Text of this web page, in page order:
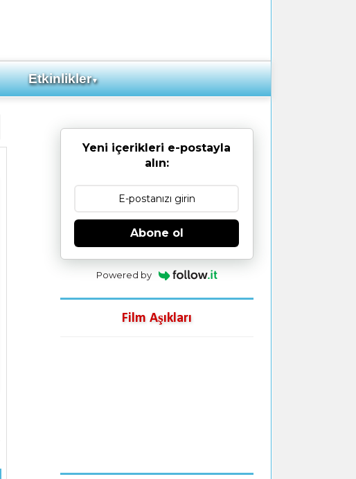
Etkinlikler▼
Yeni içerikleri e-postayla
alın:
Abone ol
Powered by
Film Aşıkları